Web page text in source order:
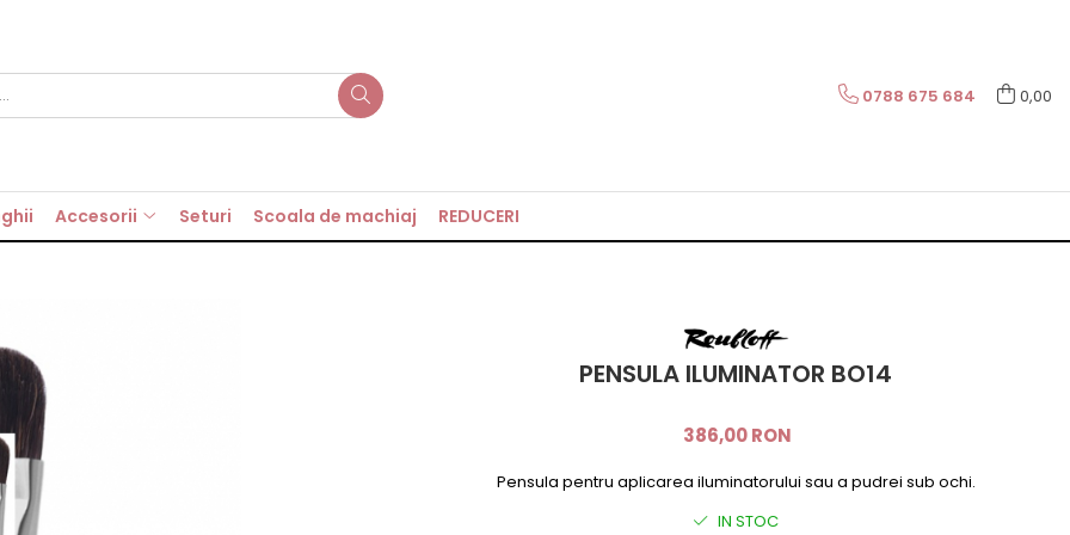
0788 675 684 0,00
Accesorii Seturi Scoala de machiaj REDUCERI
PENSULA ILUMINATOR BO14
386,00 RON
Pensula pentru aplicarea iluminatorului sau a pudrei sub ochi.
IN STOC